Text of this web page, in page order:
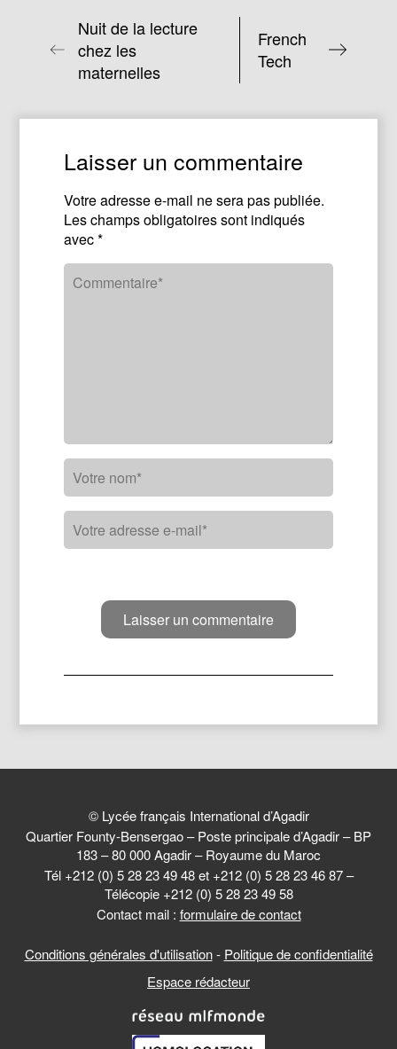
Nuit de la lecture
chez les
maternelles
French
Tech
Laisser un commentaire
Votre adresse e-mail ne sera pas publiée.
Les champs obligatoires sont indiqués
avec*
© Lycée français International d’Agadir
Quartier Founty-Bensergao – Poste principale d’Agadir – BP
183 – 80 000 Agadir – Royaume du Maroc
Tél +212 (0) 5 28 23 49 48 et +212 (0) 5 28 23 46 87 –
Télécopie +212 (0) 5 28 23 49 58
Contact mail : formulaire de contact
Conditions générales d'utilisation- Politique de confidentialité
Espace rédacteur